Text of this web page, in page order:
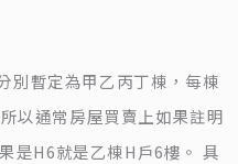
別暫定為甲乙丙丁棟，每棟
以通常房屋買賣上如果註明
是H6就是乙棟H戶6樓。 具